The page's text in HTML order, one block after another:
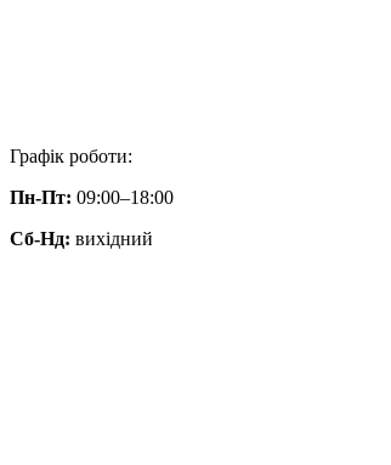
Графік роботи:
Пн-Пт: 09:00–18:00
Сб-Нд: вихідний